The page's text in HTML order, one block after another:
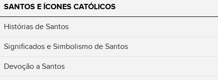
SANTOS E ÍCONES CATÓLICOS
Histórias de Santos
Significados e Simbolismo de Santos
Devoção a Santos